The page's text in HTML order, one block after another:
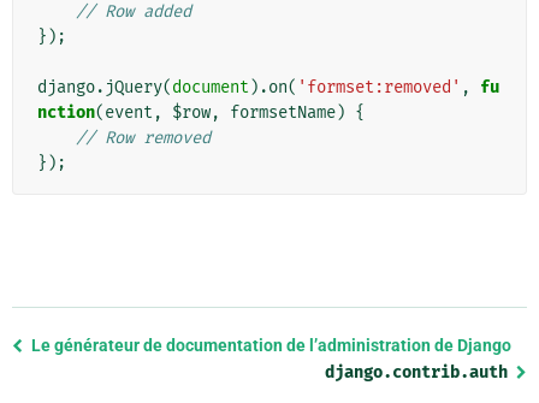
// Row added
});
django. jQuery(document ).on( 'formset:removed' ,
fu
nction(event , $row, formsetName) {
// Row removed
});
Previous
Le générateur de documentation de l’administration de Django
django.contrib.auth